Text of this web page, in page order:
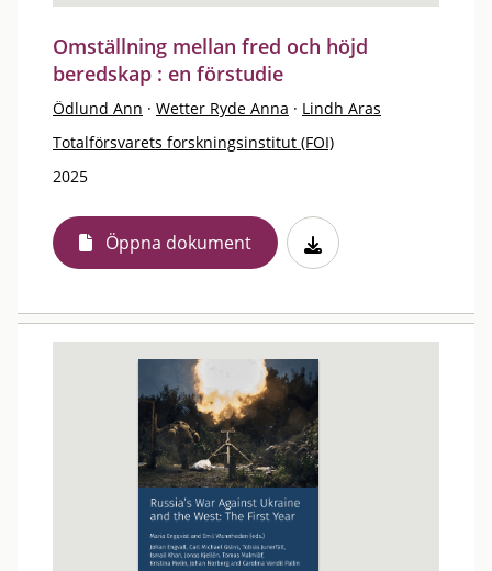
Omställning mellan fred och höjd
beredskap : en förstudie
Ödlund Ann · Wetter Ryde Anna · Lindh Aras
Totalförsvarets forskningsinstitut (FOI)
2025
Öppna dokument